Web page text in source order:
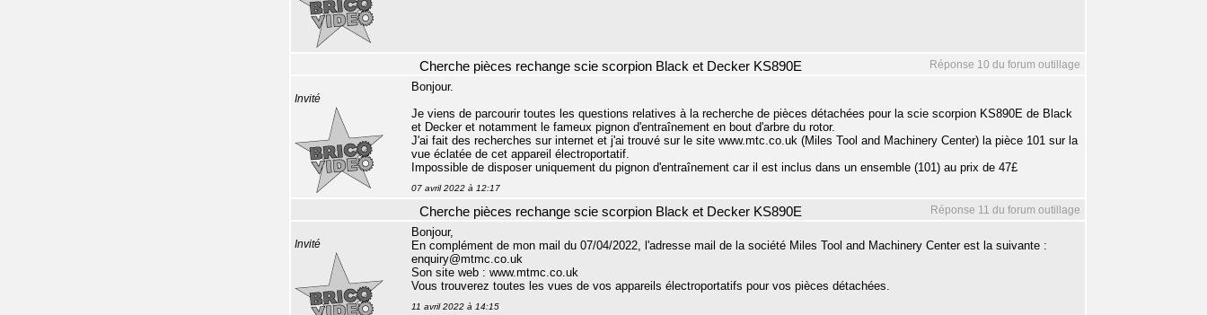
Réponse 10 du forum outillage
Cherche pièces rechange scie scorpion Black et Decker KS890E
Invité
Bonjour.
Je viens de parcourir toutes les questions relatives à la recherche de pièces détachées pour la scie scorpion KS890E de Black
et Decker et notamment le fameux pignon d'entraînement en bout d'arbre du rotor.
J'ai fait des recherches sur internet et j'ai trouvé sur le site www.mtc.co.uk (Miles Tool and Machinery Center) la pièce 101 sur la
vue éclatée de cet appareil électroportatif.
Impossible de disposer uniquement du pignon d'entraînement car il est inclus dans un ensemble (101) au prix de 47£
07 avril 2022 à 12:17
Réponse 11 du forum outillage
Cherche pièces rechange scie scorpion Black et Decker KS890E
Invité
Bonjour,
En complément de mon mail du 07/04/2022, l'adresse mail de la société Miles Tool and Machinery Center est la suivante :
enquiry@mtmc.co.uk
Son site web : www.mtmc.co.uk
Vous trouverez toutes les vues de vos appareils électroportatifs pour vos pièces détachées.
11 avril 2022 à 14:15